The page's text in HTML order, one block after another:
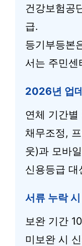
건강보험공
급.
등기부등본
서는 주민센
2026년 업
연체 기간
채무조정,
웃)과 모바
신용등급 대
서류 누락
보완 기간
미보완 시